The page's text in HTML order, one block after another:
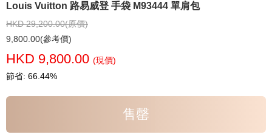
Louis Vuitton 路易威登 手袋 M93444 單肩包
HKD 29,200.00(原價)
9,800.00(參考價)
HKD 9,800.00 (現價)
節省: 66.44%
售罄